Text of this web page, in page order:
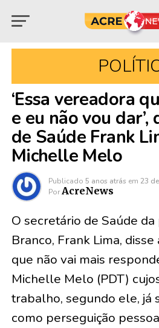
‘Essa vereadora
e eu não vou
de Saúde Frank
Michelle Melo
Publicado 5 anos atrás em 23
Por AcreNews
O secretário de Saúde
Branco, Frank Lima, disse
que não vai mais
Michelle Melo (PDT)
trabalho, segundo ele, já
como perseguição